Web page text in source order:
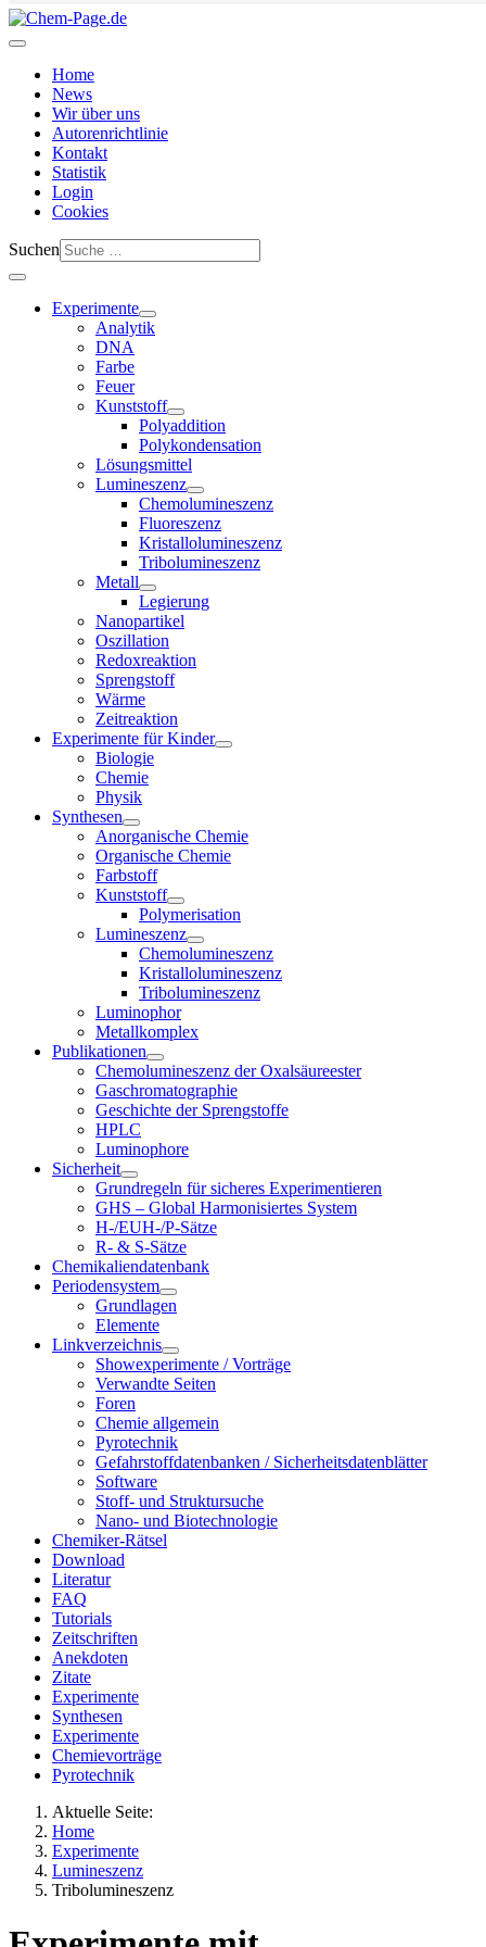
Home
News
Wir über uns
Autorenrichtlinie
Kontakt
Statistik
Login
Cookies
Suchen
Experimente
Analytik
DNA
Farbe
Feuer
Kunststoff
Polyaddition
Polykondensation
Lösungsmittel
Lumineszenz
Chemolumineszenz
Fluoreszenz
Kristallolumineszenz
Tribolumineszenz
Metall
Legierung
Nanopartikel
Oszillation
Redoxreaktion
Sprengstoff
Wärme
Zeitreaktion
Experimente für Kinder
Biologie
Chemie
Physik
Synthesen
Anorganische Chemie
Organische Chemie
Farbstoff
Kunststoff
Polymerisation
Lumineszenz
Chemolumineszenz
Kristallolumineszenz
Tribolumineszenz
Luminophor
Metallkomplex
Publikationen
Chemolumineszenz der Oxalsäureester
Gaschromatographie
Geschichte der Sprengstoffe
HPLC
Luminophore
Sicherheit
Grundregeln für sicheres Experimentieren
GHS – Global Harmonisiertes System
H-/EUH-/P-Sätze
R- & S-Sätze
Chemikaliendatenbank
Periodensystem
Grundlagen
Elemente
Linkverzeichnis
Showexperimente / Vorträge
Verwandte Seiten
Foren
Chemie allgemein
Pyrotechnik
Gefahrstoffdatenbanken / Sicherheitsdatenblätter
Software
Stoff- und Struktursuche
Nano- und Biotechnologie
Chemiker-Rätsel
Download
Literatur
FAQ
Tutorials
Zeitschriften
Anekdoten
Zitate
Experimente
Synthesen
Experimente
Chemievorträge
Pyrotechnik
Aktuelle Seite:
Home
Experimente
Lumineszenz
Tribolumineszenz